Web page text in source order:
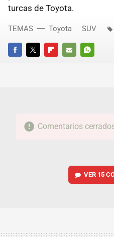
turcas de Toyota.
FACEBOOKTWITTERFLIPBOARD
E-
TEMAS Toyota SUV
Comentarios
VER 15